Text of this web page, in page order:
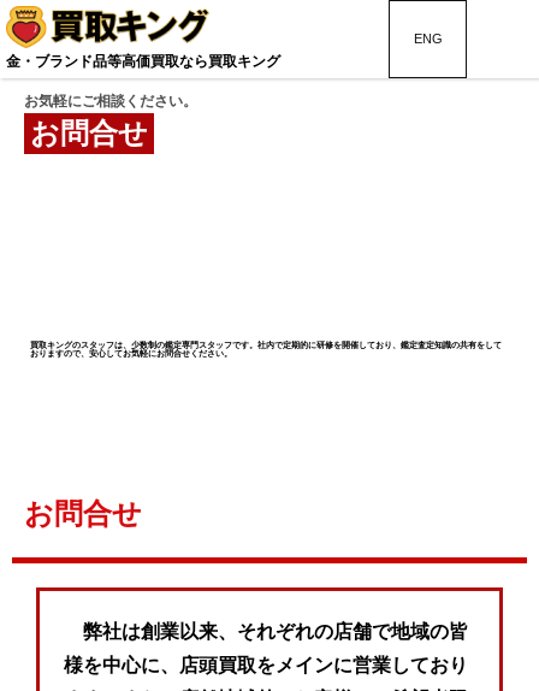
金・ブランド品等高価買取なら買取キング
ENG
お気軽にご相談ください。
お問合せ
買取キングのスタッフは、少数制の鑑定専門スタッフです。社内で定期的に研修を開催しており、鑑定査定知識の共有をして
おりますので、安心してお気軽にお問合せください。
お問合せ
弊社は創業以来、それぞれの店舗で地域の皆
様を中心に、店頭買取をメインに営業しており